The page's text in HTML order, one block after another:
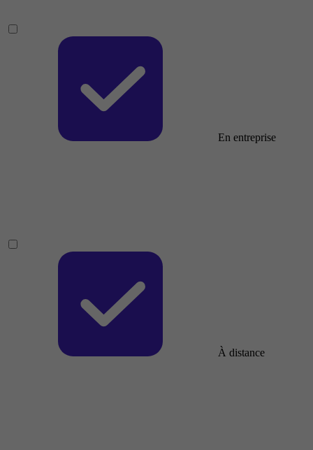
En entreprise
À distance